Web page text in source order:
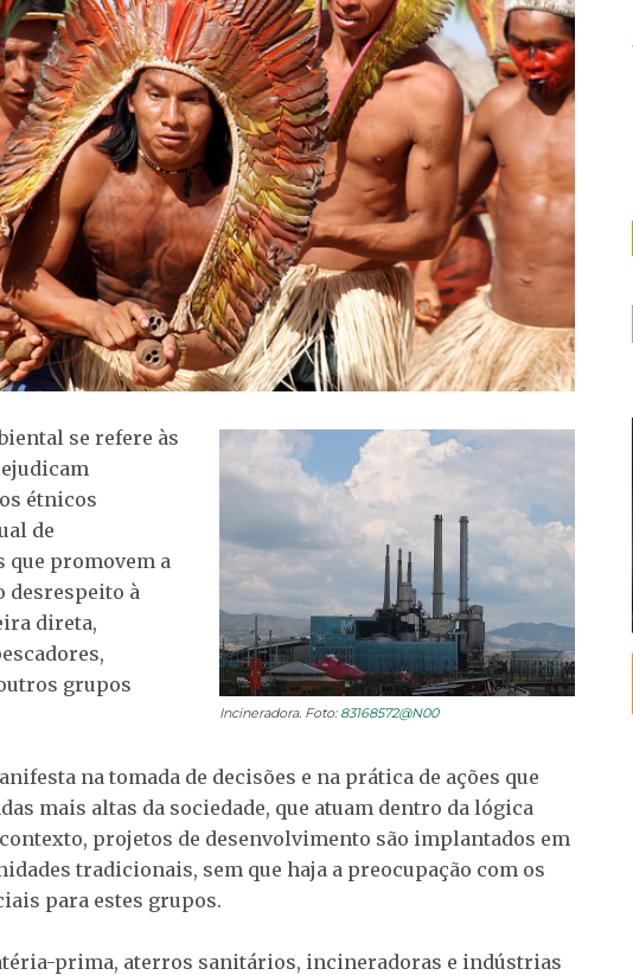
Incineradora. Foto: 83168572@N00
se refere às
étnicos
de
que promovem a
desrespeito à
direta,
grupos
na tomada de decisões e na prática de ações que
mais altas da sociedade, que atuam dentro da lógica
projetos de desenvolvimento são implantados em
tradicionais, sem que haja a preocupação com os
para estes grupos.
prima, aterros sanitários, incineradoras e indústrias